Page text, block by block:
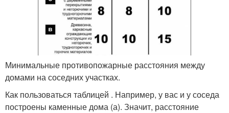
Минимальные противопожарные расстояния между
домами на соседних участках.
Как пользоваться таблицей . Например, у вас и у соседа
построены каменные дома (а). Значит, расстояние